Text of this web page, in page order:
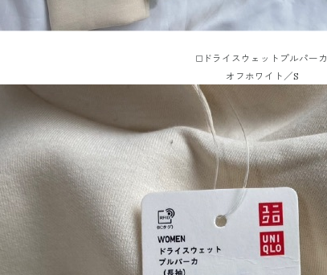
◻️ドライスウェットプルパーカ
オフホワイト／S